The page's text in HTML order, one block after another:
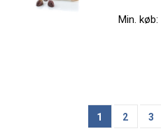
Min. køb:
1 2 3